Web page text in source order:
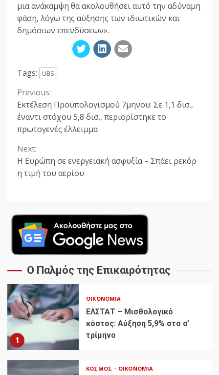
μια ανάκαμψη θα ακολουθήσει αυτό την αδύναμη
φάση, λόγω της αύξησης των ιδιωτικών και
δημόσιων επενδύσεων».
Tags: UBS
Continue
Reading
Previous:
Εκτέλεση Προϋπολογισμού 7μηνου: Σε 1,1 δισ.,
έναντι στόχου 5,8 δισ., περιορίστηκε το
πρωτογενές έλλειμμα
Next:
Η Ευρώπη σε ενεργειακή ασφυξία – Σπάει ρεκόρ
η τιμή του αερίου
Ο Παλμός της Επικαιρότητας
1
ΟΙΚΟΝΟΜΊΑ
ΕΛΣΤΑΤ – Μισθολογικό
κόστος: Αύξηση 5,9% στο α’
τρίμηνο
ΚΌΣΜΟΣ ΟΙΚΟΝΟΜΊΑ